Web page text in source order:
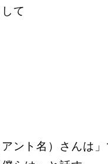
て
ント名）さんは